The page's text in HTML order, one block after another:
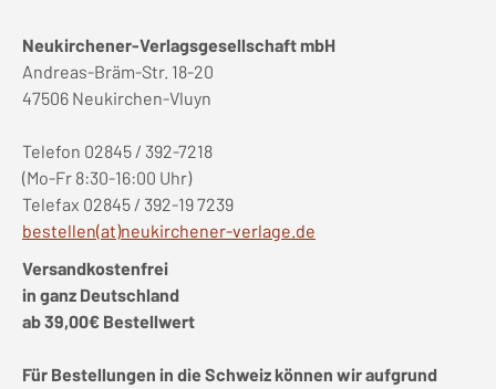
Neukirchener-Verlagsgesellschaft mbH
Andreas-Bräm-Str. 18-20
47506 Neukirchen-Vluyn
Telefon 02845 / 392-7218
(Mo-Fr 8:30-16:00 Uhr)
Telefax 02845 / 392-19 7239
bestellen(at)neukirchener-verlage.de
Versandkostenfrei
in ganz Deutschland
ab 39,00€ Bestellwert
Für Bestellungen in die Schweiz können wir aufgrund